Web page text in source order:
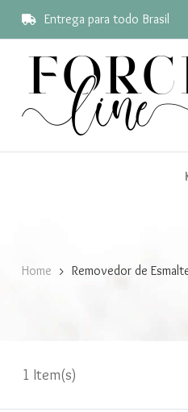
Entrega para todo Brasil
Home Removedor de
1 Item(s)